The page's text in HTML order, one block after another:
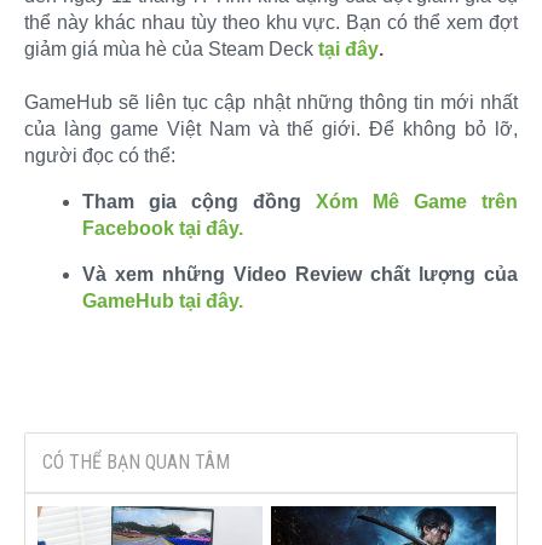
thể này khác nhau tùy theo khu vực. Bạn có thể xem đợt
giảm giá mùa hè của Steam Deck tại đây.
GameHub sẽ liên tục cập nhật những thông tin mới nhất
của làng game Việt Nam và thế giới. Để không bỏ lỡ,
người đọc có thể:​
Tham gia cộng đồng Xóm Mê Game trên
Facebook tại đây.
Và xem những Video Review chất lượng của
GameHub tại đây.
CÓ THỂ BẠN QUAN TÂM